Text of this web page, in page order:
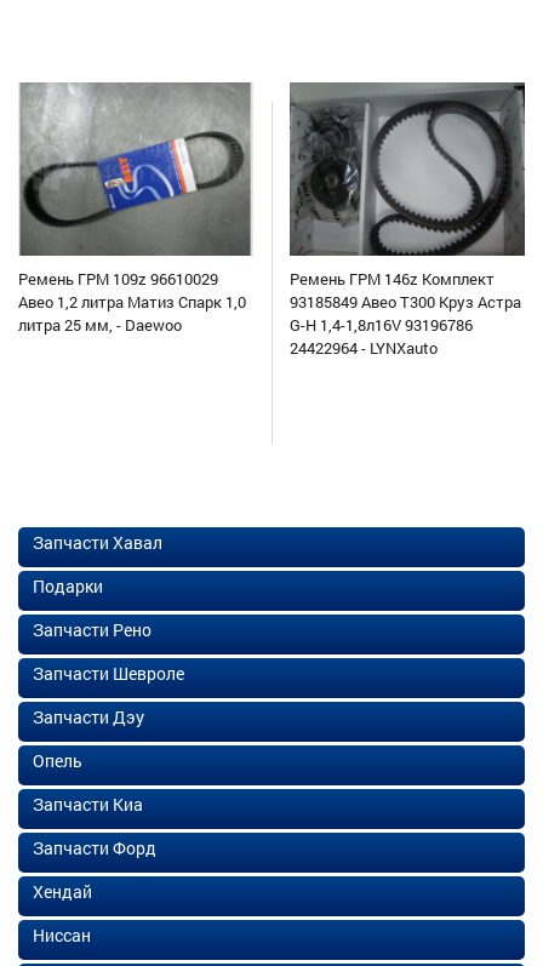
Ремень ГРМ 109z 96610029
Авео 1,2 литра Матиз Спарк 1,0
литра 25 мм, - Daewoo
Ремень ГРМ 146z Комплект
93185849 Авео Т300 Круз Астра
G-H 1,4-1,8л16V 93196786
24422964 - LYNXauto
Запчасти Хавал
Подарки
Запчасти Рено
Запчасти Шевроле
Запчасти Дэу
Опель
Запчасти Киа
Запчасти Форд
Хендай
Ниссан